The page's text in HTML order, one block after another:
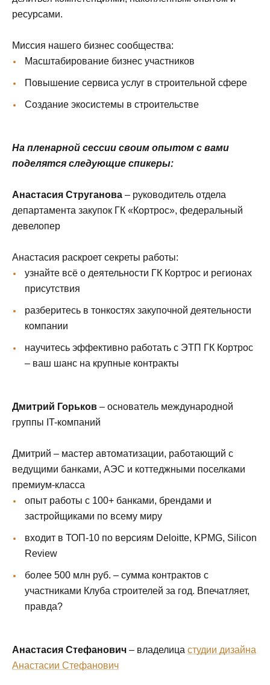
ресурсами.
Миссия нашего бизнес сообщества:
Масштабирование бизнес участников
Повышение сервиса услуг в строительной сфере
Создание экосистемы в строительстве
На пленарной сессии своим опытом с вами
поделятся следующие спикеры:
Анастасия Струганова – руководитель отдела
департамента закупок ГК «Кортрос», федеральный
девелопер
Анастасия раскроет секреты работы:
узнайте всё о деятельности ГК Кортрос и регионах
присутствия
разберитесь в тонкостях закупочной деятельности
компании
научитесь эффективно работать с ЭТП ГК Кортрос
– ваш шанс на крупные контракты
Дмитрий Горьков – основатель международной
группы IT-компаний
Дмитрий – мастер автоматизации, работающий с
ведущими банками, АЭС и коттеджными поселками
премиум-класса
опыт работы с 100+ банками, брендами и
застройщиками по всему миру
входит в ТОП-10 по версиям Deloitte, KPMG, Silicon
Review
более 500 млн руб. – сумма контрактов с
участниками Клуба строителей за год. Впечатляет,
правда?
Анастасия Стефанович – владелица студии дизайна
Анастасии Стефанович